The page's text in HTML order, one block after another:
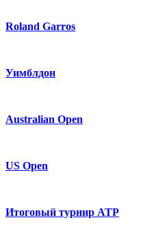
Roland Garros
Уимблдон
Australian Open
US Open
Итоговый турнир ATP